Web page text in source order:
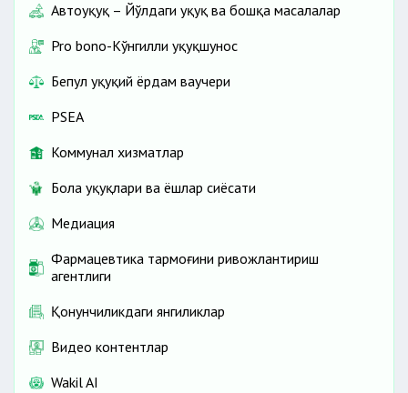
Автоҳуқуқ – Йўлдаги ҳуқуқ ва бошқа масалалар
Pro bono-Кўнгилли ҳуқуқшунос
Бепул ҳуқуқий ёрдам ваучери
PSEA
Коммунал хизматлар
Бола ҳуқуқлари ва ёшлар сиёсати
Медиация
Фармацевтика тармоғини ривожлантириш
агентлиги
Қонунчиликдаги янгиликлар
Видео контентлар
Wakil AI